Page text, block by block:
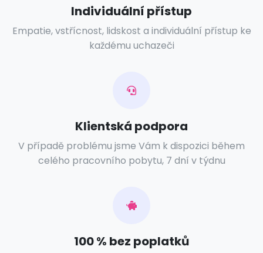
Individuální přístup
Empatie, vstřícnost, lidskost a individuální přístup ke
každému uchazeči
Klientská podpora
V případě problému jsme Vám k dispozici během
celého pracovního pobytu, 7 dní v týdnu
100 % bez poplatků